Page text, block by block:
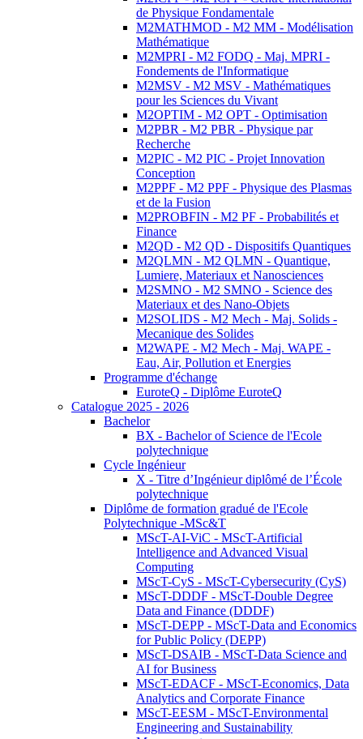
de Physique Fondamentale
M2MATHMOD - M2 MM - Modélisation
Mathématique
M2MPRI - M2 FODQ - Maj. MPRI -
Fondements de l'Informatique
M2MSV - M2 MSV - Mathématiques
pour les Sciences du Vivant
M2OPTIM - M2 OPT - Optimisation
M2PBR - M2 PBR - Physique par
Recherche
M2PIC - M2 PIC - Projet Innovation
Conception
M2PPF - M2 PPF - Physique des Plasmas
et de la Fusion
M2PROBFIN - M2 PF - Probabilités et
Finance
M2QD - M2 QD - Dispositifs Quantiques
M2QLMN - M2 QLMN - Quantique,
Lumiere, Materiaux et Nanosciences
M2SMNO - M2 SMNO - Science des
Materiaux et des Nano-Objets
M2SOLIDS - M2 Mech - Maj. Solids -
Mecanique des Solides
M2WAPE - M2 Mech - Maj. WAPE -
Eau, Air, Pollution et Energies
Programme d'échange
EuroteQ - Diplôme EuroteQ
Catalogue 2025 - 2026
Bachelor
BX - Bachelor of Science de l'Ecole
polytechnique
Cycle Ingénieur
X - Titre d’Ingénieur diplômé de l’École
polytechnique
Diplôme de formation gradué de l'Ecole
Polytechnique -MSc&T
MScT-AI-ViC - MScT-Artificial
Intelligence and Advanced Visual
Computing
MScT-CyS - MScT-Cybersecurity (CyS)
MScT-DDDF - MScT-Double Degree
Data and Finance (DDDF)
MScT-DEPP - MScT-Data and Economics
for Public Policy (DEPP)
MScT-DSAIB - MScT-Data Science and
AI for Business
MScT-EDACF - MScT-Economics, Data
Analytics and Corporate Finance
MScT-EESM - MScT-Environmental
Engineering and Sustainability